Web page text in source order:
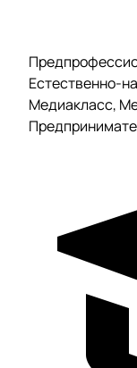
Естественно-
Медиакласс,